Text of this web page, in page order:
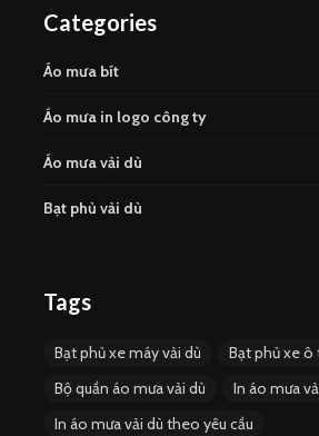
Categories
Áo mưa bít
Áo mưa in logo công ty
Áo mưa vải dù
Bạt phủ vải dù
Tags
Bạt phủ xe máy vải dù
Bạt phủ xe ô
Bộ quần áo mưa vải dù
In áo mưa
In áo mưa vải dù theo yêu cầu